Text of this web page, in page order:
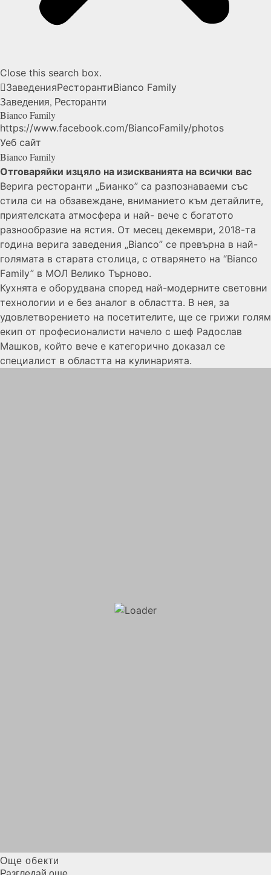
Close this search box.
ЗаведенияРесторантиBianco Family
Заведения, Ресторанти
BiancoFamily
https://www.facebook.com/BiancoFamily/photos
Уеб сайт
Bianco Family
Отговаряйки изцяло на изискванията на всички вас
Верига ресторанти „Бианко” са разпознаваеми със
стила си на обзавеждане, вниманието към детайлите,
приятелската атмосфера и най- вече с богатото
разнообразие на ястия. От месец декември, 2018-та
година верига заведения „Bianco” се превърна в най-
голямата в старата столица, с отварянето на “Bianco
Family” в МОЛ Велико Търново.
Кухнята е оборудвана според най-модерните световни
технологии и е без аналог в областта. В нея, за
удовлетворението на посетителите, ще се грижи голям
екип от професионалисти начело с шеф Радослав
Машков, който вече е категорично доказал се
специалист в областта на кулинарията.
Още обекти